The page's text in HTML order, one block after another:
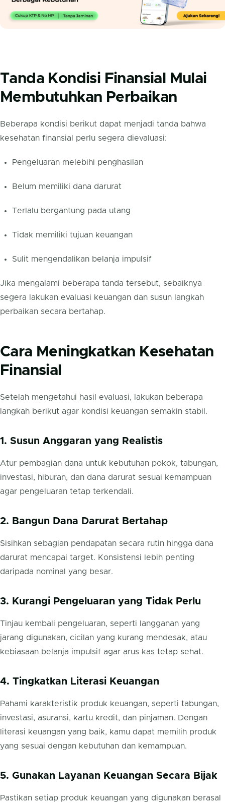
Tanda Kondisi Finansial Mulai
Membutuhkan Perbaikan
Beberapa kondisi berikut dapat menjadi tanda bahwa
kesehatan finansial perlu segera dievaluasi:
Pengeluaran melebihi penghasilan
Belum memiliki dana darurat
Terlalu bergantung pada utang
Tidak memiliki tujuan keuangan
Sulit mengendalikan belanja impulsif
Jika mengalami beberapa tanda tersebut, sebaiknya
segera lakukan evaluasi keuangan dan susun langkah
perbaikan secara bertahap.
Cara Meningkatkan Kesehatan
Finansial
Setelah mengetahui hasil evaluasi, lakukan beberapa
langkah berikut agar kondisi keuangan semakin stabil.
1. Susun Anggaran yang Realistis
Atur pembagian dana untuk kebutuhan pokok, tabungan,
investasi, hiburan, dan dana darurat sesuai kemampuan
agar pengeluaran tetap terkendali.
2. Bangun Dana Darurat Bertahap
Sisihkan sebagian pendapatan secara rutin hingga dana
darurat mencapai target. Konsistensi lebih penting
daripada nominal yang besar.
3. Kurangi Pengeluaran yang Tidak Perlu
Tinjau kembali pengeluaran, seperti langganan yang
jarang digunakan, cicilan yang kurang mendesak, atau
kebiasaan belanja impulsif agar arus kas tetap sehat.
4. Tingkatkan Literasi Keuangan
Pahami karakteristik produk keuangan, seperti tabungan,
investasi, asuransi, kartu kredit, dan pinjaman. Dengan
literasi keuangan yang baik, kamu dapat memilih produk
yang sesuai dengan kebutuhan dan kemampuan.
5. Gunakan Layanan Keuangan Secara Bijak
Pastikan setiap produk keuangan yang digunakan berasal